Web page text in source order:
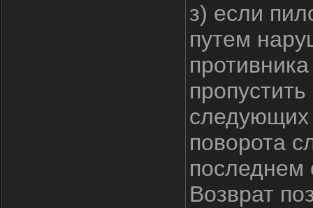
з) если
путем
следующих
поворота
последнем
Возврат